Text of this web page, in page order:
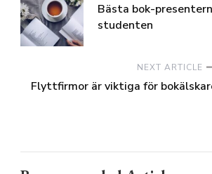
Bästa bok-
studenten
NEXT ARTICLE
Flyttfirmor är viktiga för